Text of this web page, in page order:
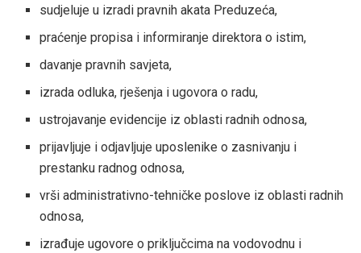
sudjeluje u izradi pravnih akata Preduzeća,
praćenje propisa i informiranje direktora o istim,
davanje pravnih savjeta,
izrada odluka, rješenja i ugovora o radu,
ustrojavanje evidencije iz oblasti radnih odnosa,
prijavljuje i odjavljuje uposlenike o zasnivanju i
prestanku radnog odnosa,
vrši administrativno-tehničke poslove iz oblasti radnih
odnosa,
izrađuje ugovore o priključcima na vodovodnu i